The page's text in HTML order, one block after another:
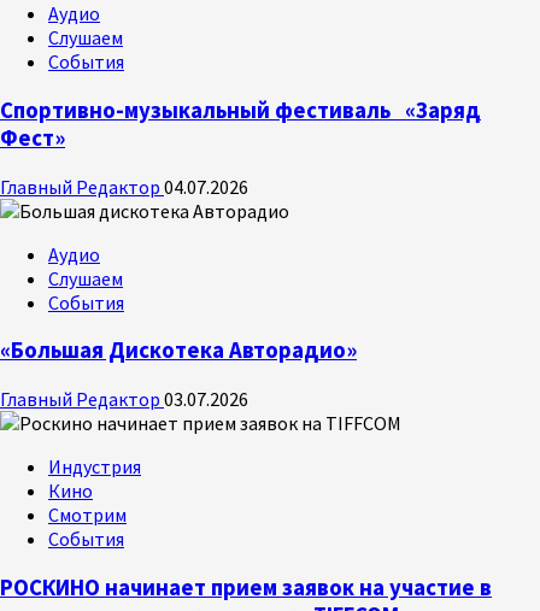
Аудио
Слушаем
События
Спортивно-музыкальный фестиваль «Заряд
Фест»
Главный Редактор 04.07.2026
Аудио
Слушаем
События
«Большая Дискотека Авторадио»
Главный Редактор 03.07.2026
Индустрия
Кино
Смотрим
События
РОСКИНО начинает прием заявок на участие в